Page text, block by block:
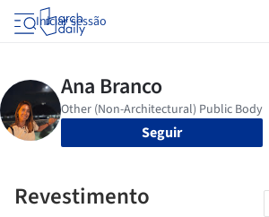
Iniciar sessão
Seguir
Revestimento